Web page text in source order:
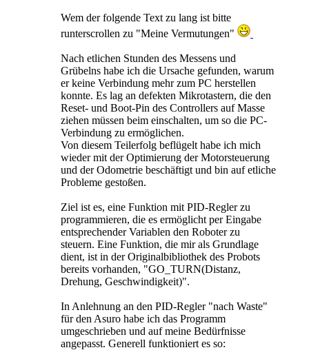
Wem der folgende Text zu lang ist bitte
runterscrollen zu "Meine Vermutungen"
Nach etlichen Stunden des Messens und
Grübelns habe ich die Ursache gefunden, warum
er keine Verbindung mehr zum PC herstellen
konnte. Es lag an defekten Mikrotastern, die den
Reset- und Boot-Pin des Controllers auf Masse
ziehen müssen beim einschalten, um so die PC-
Verbindung zu ermöglichen.
Von diesem Teilerfolg beflügelt habe ich mich
wieder mit der Optimierung der Motorsteuerung
und der Odometrie beschäftigt und bin auf etliche
Probleme gestoßen.
Ziel ist es, eine Funktion mit PID-Regler zu
programmieren, die es ermöglicht per Eingabe
entsprechender Variablen den Roboter zu
steuern. Eine Funktion, die mir als Grundlage
dient, ist in der Originalbibliothek des Probots
bereits vorhanden, "GO_TURN(Distanz,
Drehung, Geschwindigkeit)".
In Anlehnung an den PID-Regler "nach Waste"
für den Asuro habe ich das Programm
umgeschrieben und auf meine Bedürfnisse
angepasst. Generell funktioniert es so: